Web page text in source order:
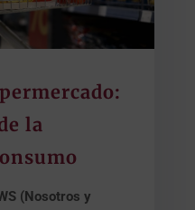
la
(Nosotros y